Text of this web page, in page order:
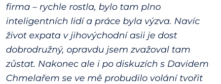
firma – rychle rostla, bylo tam plno
inteligentních lidí a práce byla výzva. Navíc
život expata v jihovýchodní asii je dost
dobrodružný, opravdu jsem zvažoval tam
zůstat. Nakonec ale i po diskuzích s Davidem
Chmelařem se ve mě probudilo volání tvořit